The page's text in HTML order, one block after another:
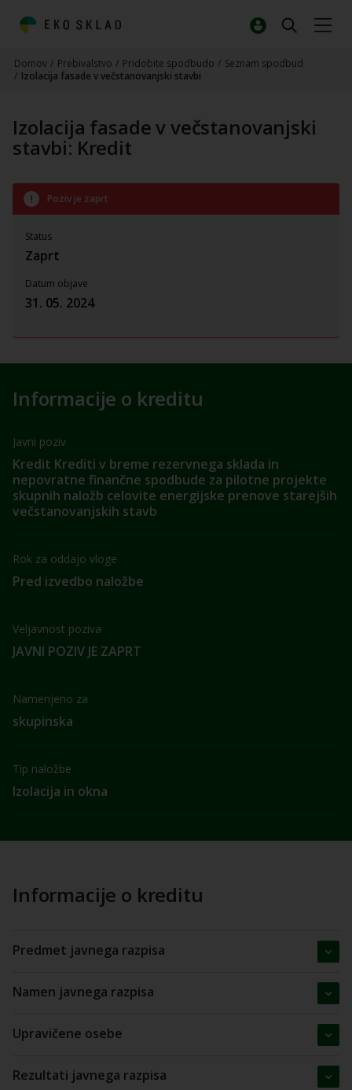
Domov / Prebivalstvo / Pridobite spodbudo / Seznam spodbud
/ Izolacija fasade v večstanovanjski stavbi
Izolacija fasade v večstanovanjski
stavbi: Kredit
Informacije o kreditu
Javni poziv
Kredit Krediti v breme rezervnega sklada in
nepovratne finančne spodbude za pilotne projekte
skupnih naložb celovite energijske prenove starejših
večstanovanjskih stavb
Rok za oddajo vloge
Pred izvedbo naložbe
Veljavnost poziva
JAVNI POZIV JE ZAPRT
Namenjeno za
skupinska
Tip naložbe
Izolacija in okna
Informacije o kreditu
Predmet javnega razpisa
Namen javnega razpisa
Upravičene osebe
Rezultati javnega razpisa
Poziv je zaprt
Status
Zaprt
Datum objave
31. 05. 2024